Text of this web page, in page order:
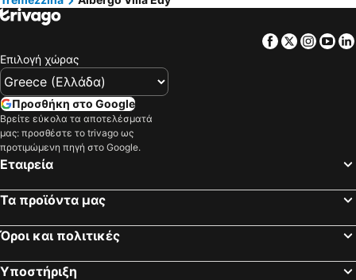
Facebook
Twitter
Επιλογή χώρας
Προσθήκη στο Google
Βρείτε εύκολα τα αποτελέσματά
μας: προσθέστε το trivago ως
προτιμώμενη πηγή στο Google.
Εταιρεία
Τα προϊόντα μας
Όροι και πολιτικές
Υποστήριξη